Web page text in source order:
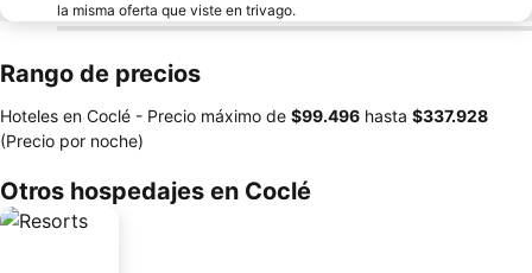
la misma oferta que viste en trivago.
Rango de precios
Hoteles en Coclé - Precio máximo de ‎$99.496 hasta ‎$337.928
(Precio por noche)
Otros hospedajes en Coclé